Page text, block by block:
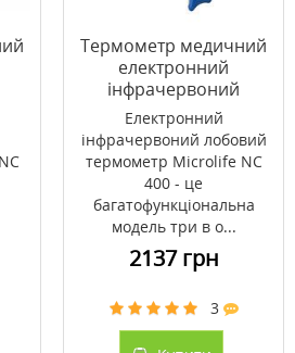
Термометр медичний
електронний
інфрачервоний
лобовий Microlife NC
400
Електронний
інфрачервоний лобовий
термометр Microlife NC
400 - це
багатофункціональна
модель три в о...
2137 грн
3